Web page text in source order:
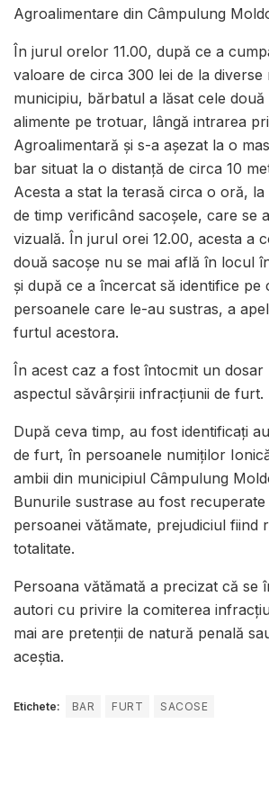
Agroalimentare din Câmpulung
În jurul orelor 11.00, după ce a
valoare de circa 300 lei de la diverse
municipiu, bărbatul a lăsat cele două
alimente pe trotuar, lângă intrarea
Agroalimentară și s-a așezat la o
bar situat la o distanță de circa 10
Acesta a stat la terasă circa o oră,
de timp verificând sacoșele, care se
vizuală. În jurul orei 12.00, acesta a
două sacoșe nu se mai află în locul
și după ce a încercat să identifice
persoanele care le-au sustras, a
furtul acestora.
În acest caz a fost întocmit un dosar
aspectul săvârșirii infracțiunii de furt.
După ceva timp, au fost identificați
de furt, în persoanele numiților
ambii din municipiul Câmpulung
Bunurile sustrase au fost recuperate
persoanei vătămate, prejudiciul fiind
totalitate.
Persoana vătămată a precizat că se
autori cu privire la comiterea
mai are pretenții de natură penală
aceștia.
Etichete: BAR FURT SACOSE